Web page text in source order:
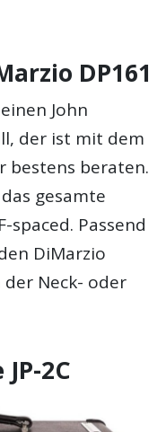
DP161
John
der ist mit dem
bestens beraten.
gesamte
Passend
DiMarzio
Neck- oder
2C